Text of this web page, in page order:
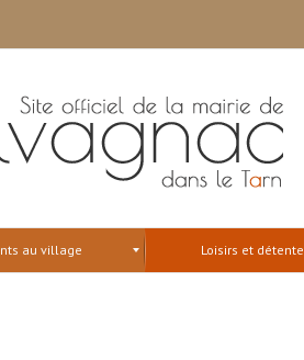
au village Loisirs et détente